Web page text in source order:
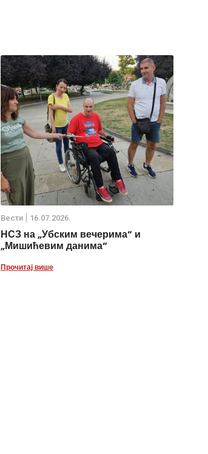
Вести 16.07.2026.
НСЗ на „Убским вечерима“ и
„Мишићевим данима“
Прочитај више